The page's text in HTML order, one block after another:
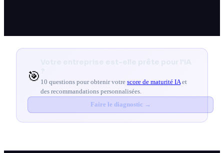
🎯 10 questions pour obtenir votre score de maturité IAet
des recommandations personnalisées.
Faire le diagnostic →